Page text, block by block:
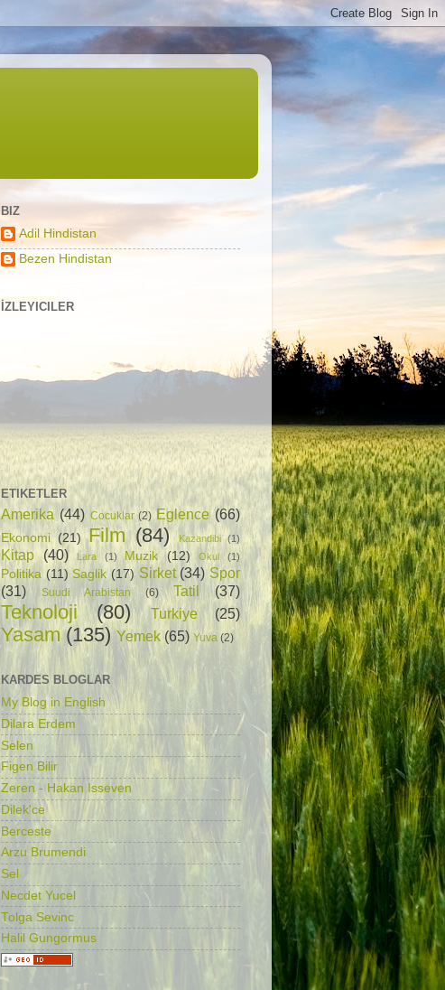
BIZ
Adil Hindistan
Bezen Hindistan
İZLEYICILER
ETIKETLER
Amerika (44) Cocuklar (2) Eglence (66)
Ekonomi (21) Film (84) Kazandibi (1)
Kitap (40) Lara (1) Muzik (12) Okul (1)
Politika (11) Saglik (17) Sirket (34) Spor
(31)
Suudi Arabistan (6) Tatil (37)
Teknoloji (80) Turkiye (25)
Yasam (135) Yemek (65) Yuva (2)
KARDES BLOGLAR
My Blog in English
Dilara Erdem
Selen
Figen Bilir
Zeren - Hakan Isseven
Dilek'ce
Berceste
Arzu Brumendi
Sel
Necdet Yucel
Tolga Sevinc
Halil Gungormus